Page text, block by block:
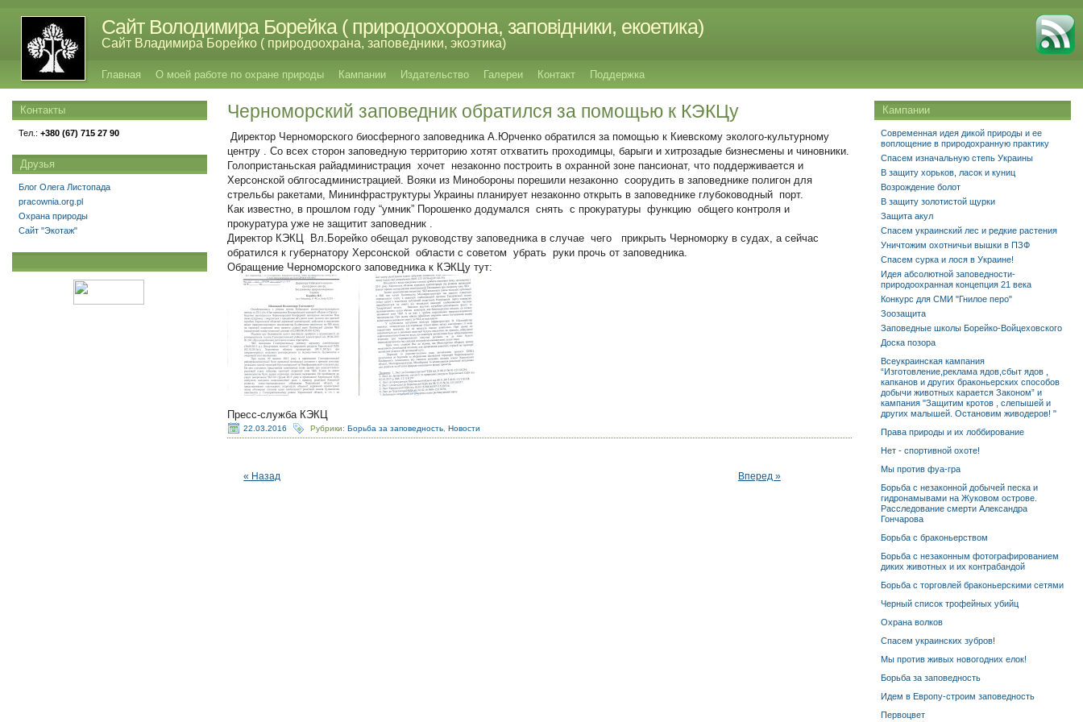
Сайт Володимира Борейка ( природоохорона, заповідники, екоетика)
Сайт Владимира Борейко ( природоохрана, заповедники, экоэтика)
Главная О моей работе по охране природы Кампании Издательство Галереи Контакт Поддержка
Черноморский заповедник обратился за помощью к КЭКЦу
Директор Черноморского биосферного заповедника А.Юрченко обратился за помощью к Киевскому эколого-культурному
центру . Со всех сторон заповедную территорию хотят отхватить проходимцы, барыги и хитрозадые бизнесмены и чиновники.
Голопристаньская райадминистрация хочет незаконно построить в охранной зоне пансионат, что поддерживается и
Херсонской облгосадминистрацией. Вояки из Минобороны порешили незаконно соорудить в заповеднике полигон для
стрельбы ракетами, Мининфраструктуры Украины планирует незаконно открыть в заповеднике глубоководный порт.
Как известно, в прошлом году “умник” Порошенко додумался снять с прокуратуры функцию общего контроля и
прокуратура уже не защитит заповедник .
Директор КЭКЦ Вл.Борейко обещал руководству заповедника в случае чего прикрыть Черноморку в судах, а сейчас
обратился к губернатору Херсонской области с советом убрать руки прочь от заповедника.
Обращение Черноморского заповедника к КЭКЦу тут:
Пресс-служба КЭКЦ
22.03.2016 Рубрики:Борьба за заповедность ,Новости
« Назад Вперед »
Кампании
Современная идея дикой природы и ее
воплощение в природохранную практику
Спасем изначальную степь Украины
В защиту хорьков, ласок и куниц
Возрождение болот
В защиту золотистой щурки
Защита акул
Спасем украинский лес и редкие растения
Уничтожим охотничьи вышки в ПЗФ
Спасем сурка и лося в Украине!
Идея абсолютной заповедности-
природоохранная концепция 21 века
Конкурс для СМИ "Гнилое перо"
Зоозащита
Заповедные школы Борейко-Войцеховского
Доска позора
Всеукраинская кампания
“Изготовление,реклама ядов,сбыт ядов ,
капканов и других браконьерских способов
добычи животных карается Законом” и
кампания "Защитим кротов , слепышей и
других малышей. Остановим живодеров! "
Права природы и их лоббирование
Нет - спортивной охоте!
Мы против фуа-гра
Борьба с незаконной добычей песка и
гидронамывами на Жуковом острове.
Расследование смерти Александра
Гончарова
Борьба с браконьерством
Борьба с незаконным фотографированием
диких животных и их контрабандой
Борьба с торговлей браконьерскими сетями
Черный список трофейных убийц
Охрана волков
Спасем украинских зубров!
Мы против живых новогодних елок!
Борьба за заповедность
Идем в Европу-строим заповедность
Первоцвет
Контакты
Тел.: +380 (67) 715 27 90
Друзья
Блог Олега Листопада
pracownia.org.pl
Охрана природы
Сайт "Экотаж"